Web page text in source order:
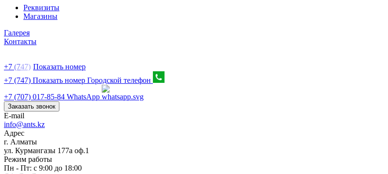
Реквизиты
Магазины
Галерея
Контакты
+7 (747) Показать номер
+7 (747) Показать номер Городской телефон
+7 (707) 017-85-84 WhatsApp
Заказать звонок
E-mail
info@ants.kz
Адрес
г. Алматы
ул. Курмангазы 177а оф.1
Режим работы
Пн - Пт: с 9:00 до 18:00